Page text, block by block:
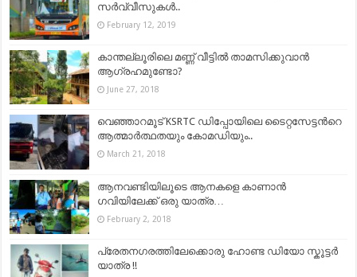
സർവ്വീസുകൾ..
February 12, 2019
കാന്തല്ലൂരിലെ മണ്ണ് വീട്ടിൽ താമസിക്കുവാൻ
ആഗ്രഹമുണ്ടോ?
June 27, 2018
വെഞ്ഞാറമൂട് KSRTC ഡിപ്പോയിലെ ടൈറ്റസേട്ടന്‍റെ
ആത്മാര്‍ത്ഥതയും കോമഡിയും..
March 21, 2018
ആനവണ്ടിയിലൂടെ ആനകളെ കാണാൻ
ഗവിയിലേക്ക്​ ഒരു യാത്ര…
February 2, 2018
പ്രേതനഗരത്തിലേക്കൊരു ഹോണ്ട ഡിയോ സ്കൂട്ടര്‍
യാത്ര !!